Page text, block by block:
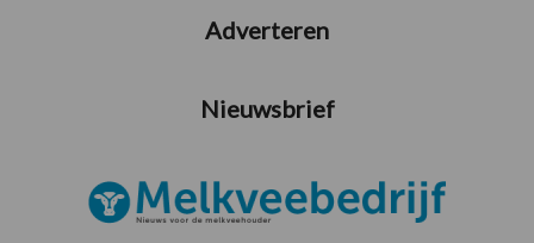
Adverteren
Nieuwsbrief